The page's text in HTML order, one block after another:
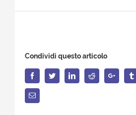
Condividi questo articolo
FacebookTwitterLinkedInReddit Google+
Email